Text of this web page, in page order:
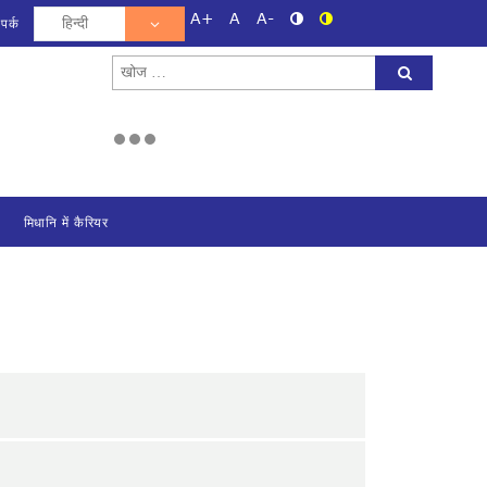
A+ A A-
Search
for:
मिधानि में कैरियर